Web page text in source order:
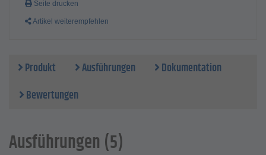
Seite drucken
Artikel weiterempfehlen
Produkt Ausführungen
Dokumentation
Bewertungen
Ausführungen (5)